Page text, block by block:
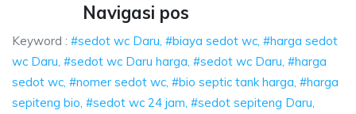
Navigasi pos
Keyword : #sedot wc Daru, #biaya sedot wc, #harga sedot
wc Daru, #sedot wc Daru harga, #sedot wc Daru, #harga
sedot wc, #nomer sedot wc, #bio septic tank harga, #harga
sepiteng bio, #sedot wc 24 jam, #sedot sepiteng Daru,